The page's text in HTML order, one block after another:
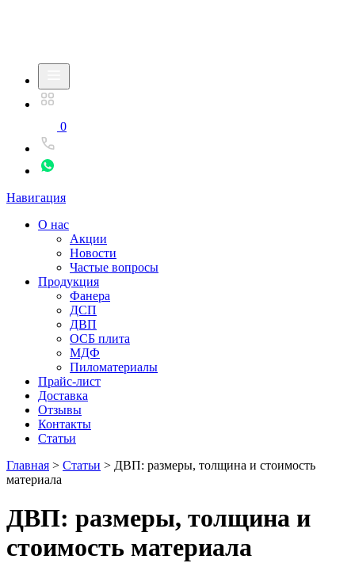
0
Навигация
О нас
Акции
Новости
Частые вопросы
Продукция
Фанера
ДСП
ДВП
ОСБ плита
МДФ
Пиломатериалы
Прайс-лист
Доставка
Отзывы
Контакты
Статьи
Главная > Статьи > ДВП: размеры, толщина и стоимость
материала
ДВП: размеры, толщина и
стоимость материала